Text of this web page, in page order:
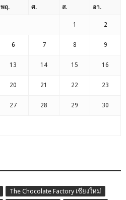
พฤ. ศ. ส. อา.
1 2
6 7 8 9
13 14 15 16
20 21 22 23
27 28 29 30
The Chocolate Factory เชียงใหม่